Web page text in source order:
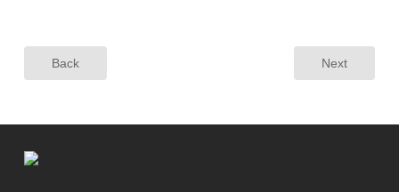
Back Next